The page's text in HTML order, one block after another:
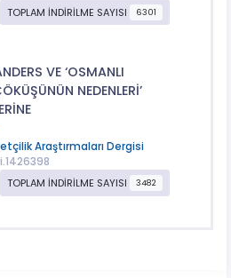
TOPLAM İNDİRİLME SAYISI 6301
VE ‘OSMANLI
NEDENLERİ’
Araştırmaları Dergisi
TOPLAM İNDİRİLME SAYISI 3482